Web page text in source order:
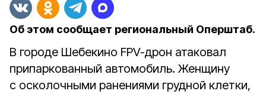
Об этом сообщает региональный Оперштаб.
В городе Шебекино FPV-дрон атаковал
припаркованный автомобиль. Женщину
с осколочными ранениями грудной клетки,